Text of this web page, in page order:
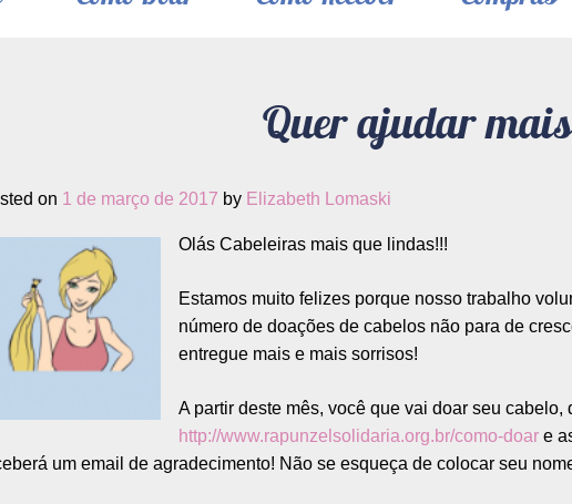
Quer ajudar
on 1 de março de 2017 by Elizabeth Lomaski
Olás Cabeleiras mais que lindas!!!
Estamos muito felizes porque nosso trabalho
número de doações de cabelos não para de
entregue mais e mais sorrisos!
A partir deste mês, você que vai doar seu
http://www.rapunzelsolidaria.org.br/como-doar e
um email de agradecimento! Não se esqueça de colocar seu